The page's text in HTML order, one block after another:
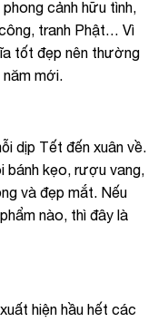
cảnh hữu tình,
tranh Phật… Vì
tốt đẹp nên thường
mới.
dịp Tết đến xuân về.
kẹo, rượu vang,
và đẹp mắt. Nếu
nào, thì đây là
hiện hầu hết các